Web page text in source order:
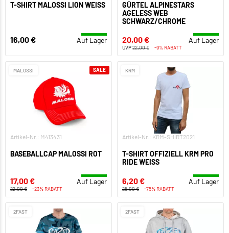
T-SHIRT MALOSSI LION WEISS
16,00 € Auf Lager
GÜRTEL ALPINESTARS
AGELESS WEB
SCHWARZ/CHROME
20,00 € Auf Lager
UVP22,00 € -9% RABATT
MALOSSI
Artikel-Nr.: M413431
BASEBALLCAP MALOSSI ROT
17,00 € Auf Lager
22,00 € -23% RABATT
SALE KRM
Artikel-Nr.: KRM-SHIRT2021
T-SHIRT OFFIZIELL KRM PRO
RIDE WEISS
6,20 € Auf Lager
25,00 € -75% RABATT
2FAST 2FAST